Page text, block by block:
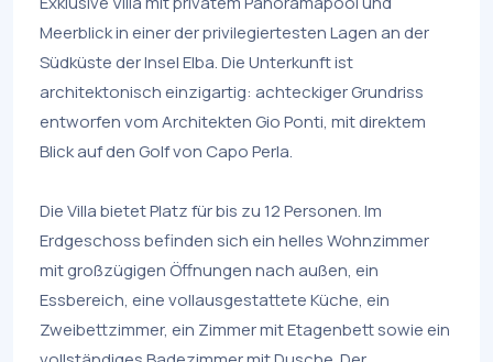
Meerblick in einer der privilegiertesten Lagen an der
Südküste der Insel Elba. Die Unterkunft ist
architektonisch einzigartig: achteckiger Grundriss
entworfen vom Architekten Gio Ponti, mit direktem
Blick auf den Golf von Capo Perla.
Die Villa bietet Platz für bis zu 12 Personen. Im
Erdgeschoss befinden sich ein helles Wohnzimmer
mit großzügigen Öffnungen nach außen, ein
Essbereich, eine vollausgestattete Küche, ein
Zweibettzimmer, ein Zimmer mit Etagenbett sowie ein